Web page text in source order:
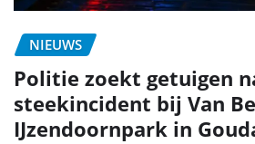
NIEUWS
Politie zoekt getuigen
steekincident bij Van
IJzendoornpark in